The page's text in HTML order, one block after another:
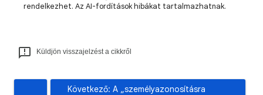
rendelkezhet. Az AI-fordítások hibákat tartalmazhatnak.
Küldjön visszajelzést a cikkről
Következő: A „személyazonosításra